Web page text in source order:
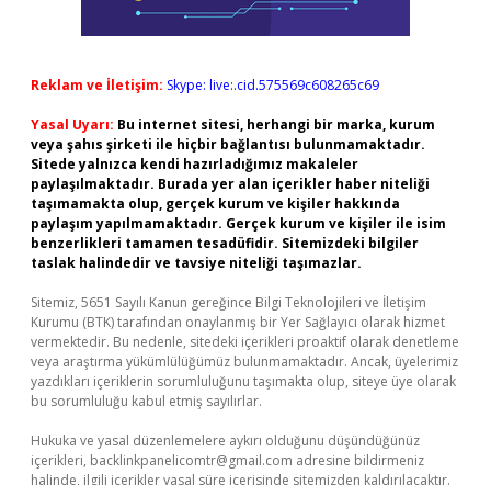
Reklam ve İletişim: Skype: live:.cid.575569c608265c69
Yasal Uyarı: Bu internet sitesi, herhangi bir marka, kurum
veya şahıs şirketi ile hiçbir bağlantısı bulunmamaktadır.
Sitede yalnızca kendi hazırladığımız makaleler
paylaşılmaktadır. Burada yer alan içerikler haber niteliği
taşımamakta olup, gerçek kurum ve kişiler hakkında
paylaşım yapılmamaktadır. Gerçek kurum ve kişiler ile isim
benzerlikleri tamamen tesadüfidir. Sitemizdeki bilgiler
taslak halindedir ve tavsiye niteliği taşımazlar.
Sitemiz, 5651 Sayılı Kanun gereğince Bilgi Teknolojileri ve İletişim
Kurumu (BTK) tarafından onaylanmış bir Yer Sağlayıcı olarak hizmet
vermektedir. Bu nedenle, sitedeki içerikleri proaktif olarak denetleme
veya araştırma yükümlülüğümüz bulunmamaktadır. Ancak, üyelerimiz
yazdıkları içeriklerin sorumluluğunu taşımakta olup, siteye üye olarak
bu sorumluluğu kabul etmiş sayılırlar.
Hukuka ve yasal düzenlemelere aykırı olduğunu düşündüğünüz
içerikleri, backlinkpanelicomtr@gmail.com adresine bildirmeniz
halinde, ilgili içerikler yasal süre içerisinde sitemizden kaldırılacaktır.